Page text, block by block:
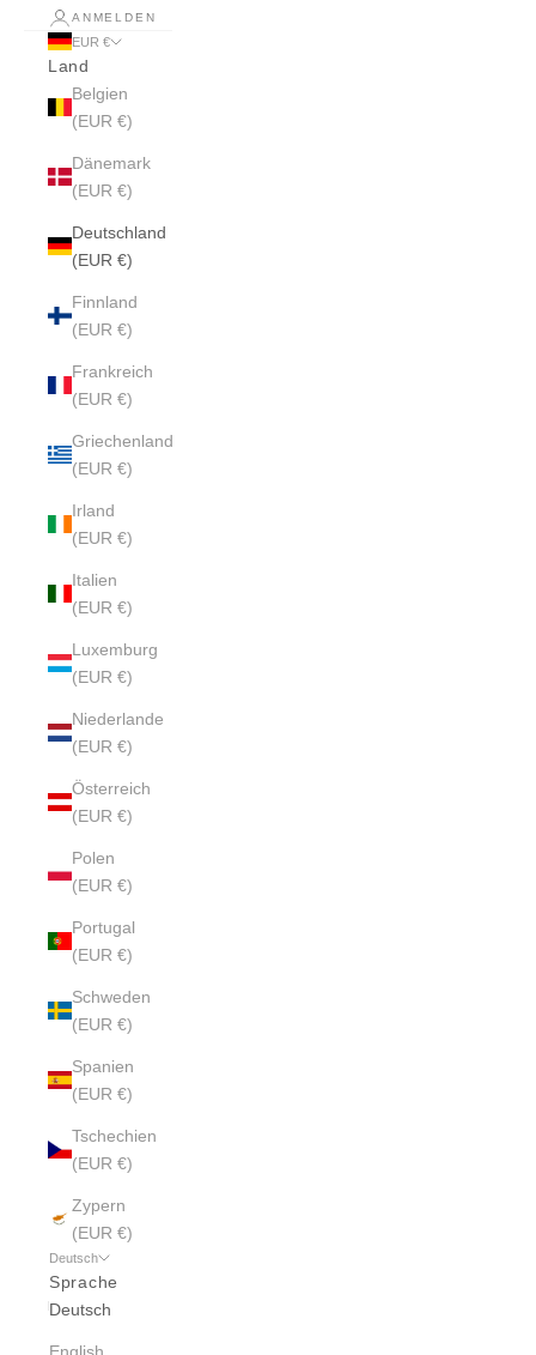
ANMELDEN
EUR €
Land
Belgien
(EUR €)
Dänemark
(EUR €)
Deutschland
(EUR €)
Finnland
(EUR €)
Frankreich
(EUR €)
Griechenland
(EUR €)
Irland
(EUR €)
Italien
(EUR €)
Luxemburg
(EUR €)
Niederlande
(EUR €)
Österreich
(EUR €)
Polen
(EUR €)
Portugal
(EUR €)
Schweden
(EUR €)
Spanien
(EUR €)
Tschechien
(EUR €)
Zypern
(EUR €)
Deutsch
Sprache
Deutsch
English